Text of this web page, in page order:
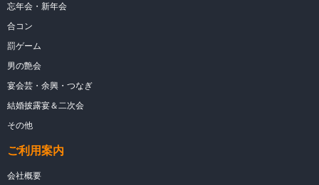
忘年会・新年会
合コン
罰ゲーム
男の艶会
宴会芸・余興・つなぎ
結婚披露宴＆二次会
その他
ご利用案内
会社概要